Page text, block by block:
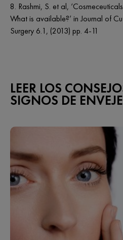
8. Rashmi, S. et al,
What is available?’ in Journal of
Surgery 6.1, (2013) pp. 4-11
LEER LOS
SIGNOS DE